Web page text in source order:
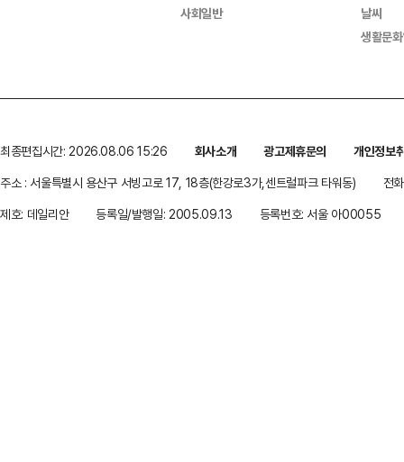
사회일반
날씨
생활문
최종편집시간: 2026.08.06 15:26 회사소개 광고제휴문의
개인정보
주소 : 서울특별시 용산구 서빙고로 17, 18층(한강로3가,센트럴파크 타워동)
전
제호: 데일리안
등록일/발행일: 2005.09.13 등록번호: 서울 아00055